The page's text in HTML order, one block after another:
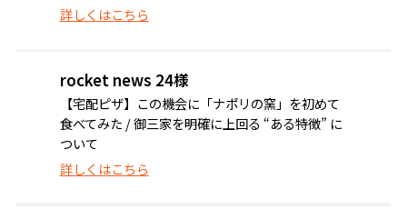
詳しくはこちら
rocket news 24様
【宅配ピザ】この機会に「ナポリの窯」を初めて
食べてみた / 御三家を明確に上回る “ある特徴” に
ついて
詳しくはこちら